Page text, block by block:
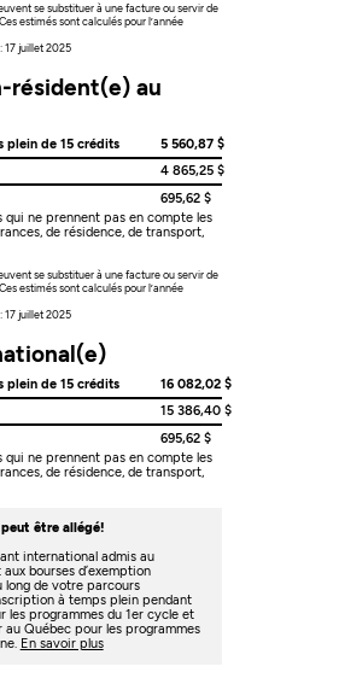
se substituer à une facture ou servir de
estimés sont calculés pour l’année
17 juillet 2025
résident(e) au
plein de 15 crédits
5 560,87 $
4 865,25 $
695,62 $
qui ne prennent pas en compte les
de résidence, de transport,
se substituer à une facture ou servir de
estimés sont calculés pour l’année
17 juillet 2025
plein de 15 crédits
16 082,02 $
15 386,40 $
695,62 $
qui ne prennent pas en compte les
de résidence, de transport,
peut être allégé!
international admis au
bourses d’exemption
long de votre parcours
à temps plein pendant
les programmes du 1er cycle et
au Québec pour les programmes
En savoir plus